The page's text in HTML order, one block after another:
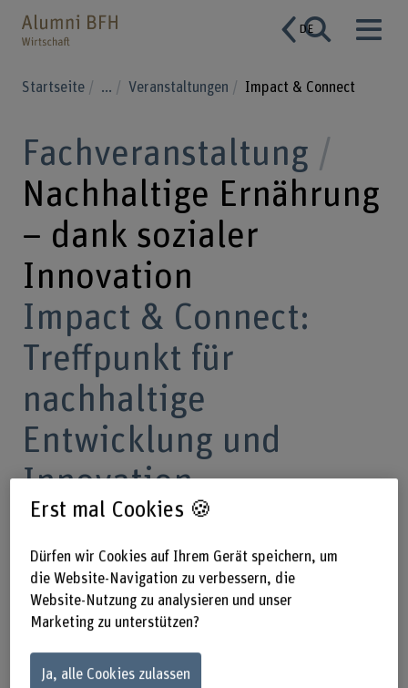
DE
Startseite ... Veranstaltungen Impact & Connect
Fachveranstaltung
Nachhaltige Ernährung
– dank sozialer
Innovation
Impact & Connect:
Treffpunkt für
nachhaltige
Entwicklung und
Innovation
Nachhaltige Ernährung ist leichter
gesagt als getan. Wie soziale
Innovationen helfen können, zeigt
& Connect für alle Studierenden,
Erst mal Cookies 🍪
Dürfen wir Cookies auf Ihrem Gerät speichern, um
die Website-Navigation zu verbessern, die
Website-Nutzung zu analysieren und unser
Marketing zu unterstützen?
Ja, alle Cookies zulassen